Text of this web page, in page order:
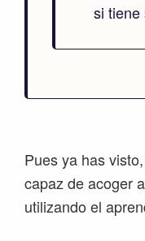
si tiene
Pues ya has
capaz de acoger
utilizando el